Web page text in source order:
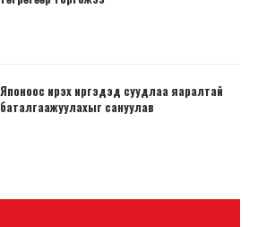
Японоос ирэх иргэдэд суудлаа яаралтай
баталгаажуулахыг сануулав